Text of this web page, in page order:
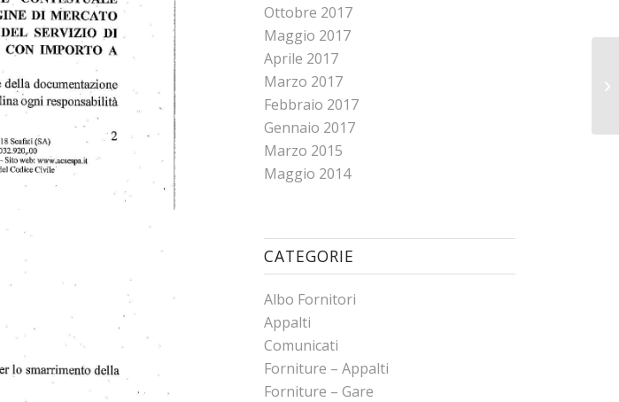
Ottobre 2017
Maggio 2017
Aprile 2017
Marzo 2017
Febbraio 2017
Gennaio 2017
Marzo 2015
Maggio 2014
CATEGORIE
Albo Fornitori
Appalti
Comunicati
Forniture – Appalti
Forniture – Gare